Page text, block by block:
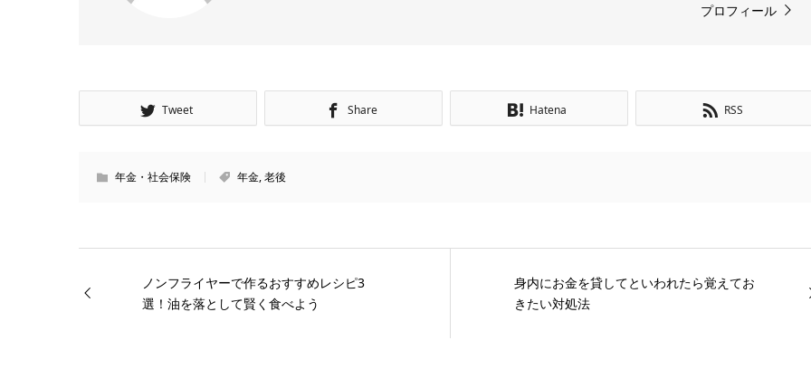
プロフィール
Tweet Share Hatena RSS
年金・社会保険 年金,老後
ノンフライヤーで作るおすすめレシピ3
選！油を落として賢く食べよう
身内にお金を貸してといわれたら覚えてお
きたい対処法